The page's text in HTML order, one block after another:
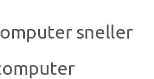
sneller